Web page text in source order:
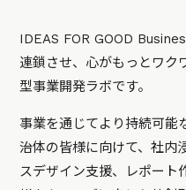
IDEAS FOR GOOD
連鎖させ、心がもっとワク
型事業開発ラボです。
事業を通じてより持続可能
治体の皆様に向けて、社内
スデザイン支援、レポート